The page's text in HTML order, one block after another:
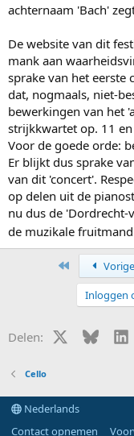
achternaam 'Bach'
De website van dit
mank aan
sprake van het eerste
dat, nogmaals, niet-
bewerkingen van het
strijkkwartet op. 11
Voor de goede orde:
Er blijkt dus sprake
van dit 'concert'.
op delen uit de
nu dus de 'Dordrecht-
de muzikale
Eerste Vorige
Inloggen
Delen: X (Twitter)
Bluesky
Cello
Nederlands
Contact opnemen